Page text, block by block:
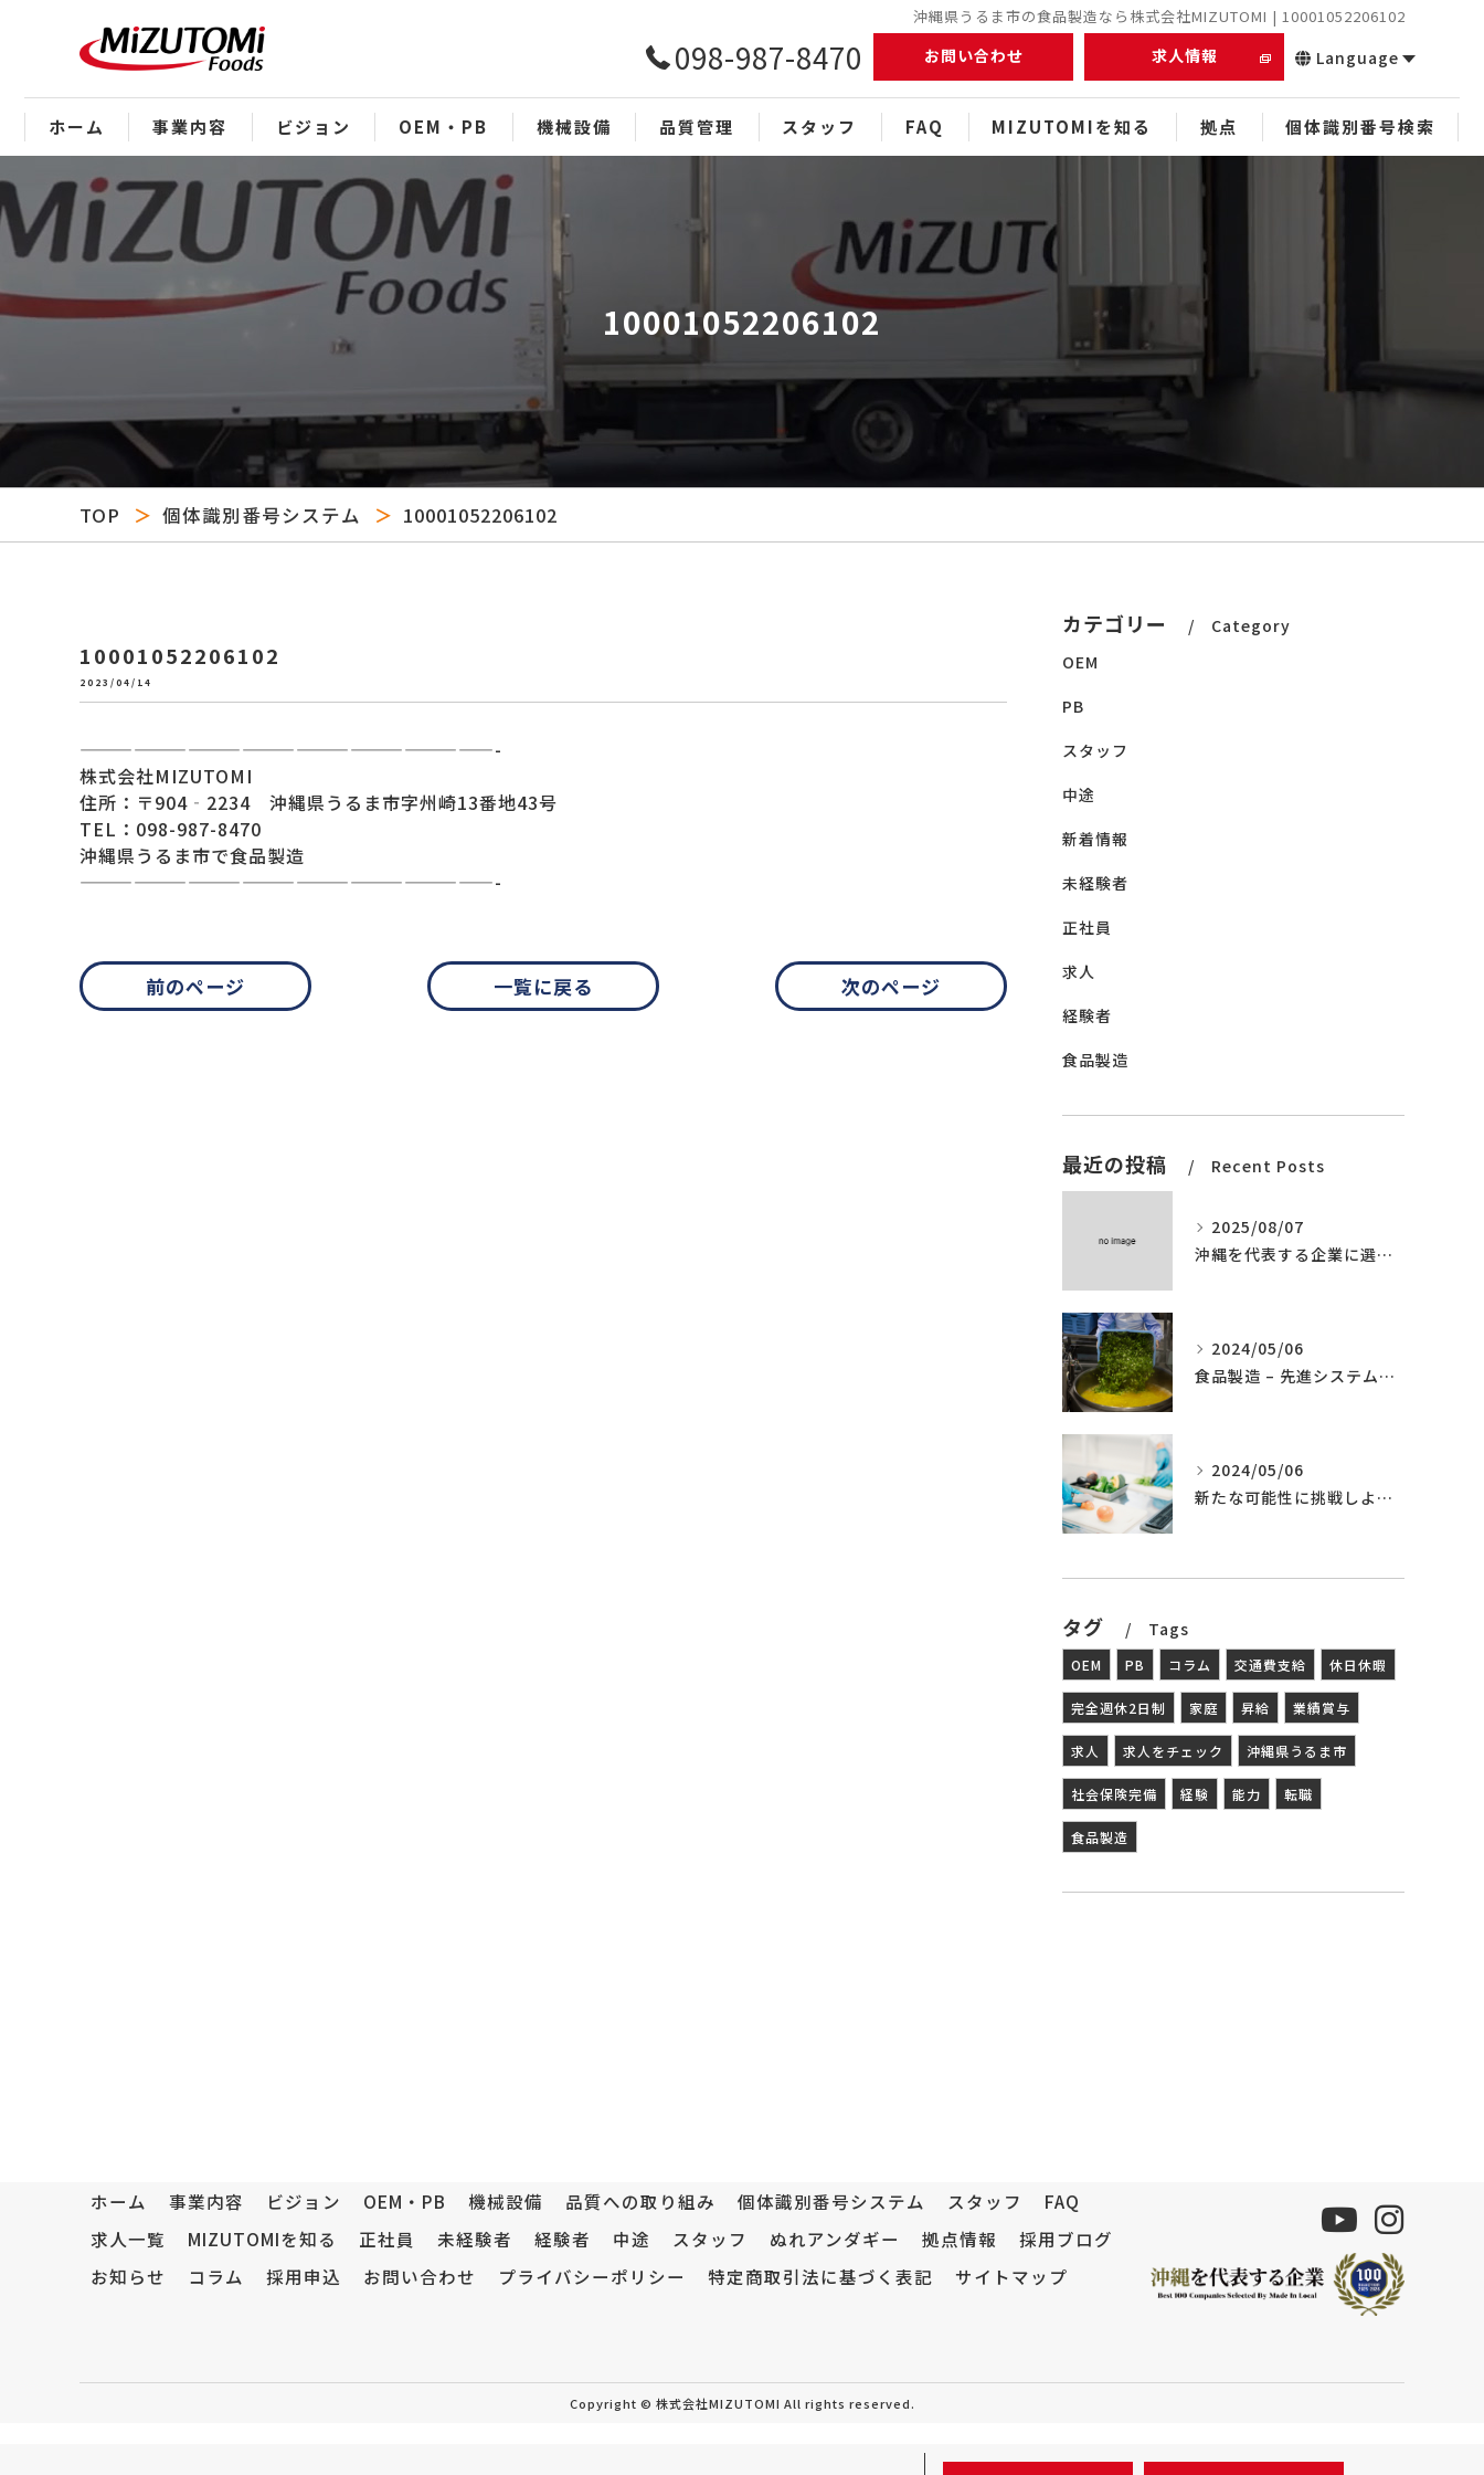
沖縄県うるま市の食品製造なら株式会社MIZUTOMI | 10001052206102
098-987-8470 お問い合わせ 求人情報 Language
ホーム 事業内容 ビジョン OEM・PB 機械設備 品質管理 スタッフ FAQ MIZUTOMIを知る
未経験者
経験者
スタッフ
ぬれアンダギー
拠点 個体識別番号検索
10001052206102
TOP 個体識別番号システム 10001052206102
10001052206102
2023/04/14
———————————————————————-
株式会社MIZUTOMI
住所：〒904‐2234 沖縄県うるま市字州崎13番地43号
TEL：098-987-8470
沖縄県うるま市で食品製造
———————————————————————-
前のページ 一覧に戻る 次のページ
カテゴリー
Category
OEM
PB
スタッフ
中途
新着情報
未経験者
正社員
求人
経験者
食品製造
最近の投稿 Recent Posts
2025/08/07
沖縄を代表する企業に選ばれました。
2024/05/06
食品製造 – 先進システムの導入
2024/05/06
新たな可能性に挑戦しよう – 食品製造の世界へ
タグ Tags
OEM PB コラム 交通費支給 休日休暇
完全週休2日制 家庭 昇給 業績賞与
求人 求人をチェック 沖縄県うるま市
社会保険完備 経験 能力 転職
食品製造
ホーム 事業内容 ビジョン OEM・PB 機械設備 品質への取り組み 個体識別番号システム スタッフ
FAQ
求人一覧
MIZUTOMIを知る 正社員 未経験者 経験者 中途 スタッフ ぬれアンダギー 拠点情報
採用ブログ
お知らせ
コラム 採用申込 お問い合わせ プライバシーポリシー 特定商取引法に基づく表記 サイトマップ
Copyright © 株式会社MIZUTOMI All rights reserved.